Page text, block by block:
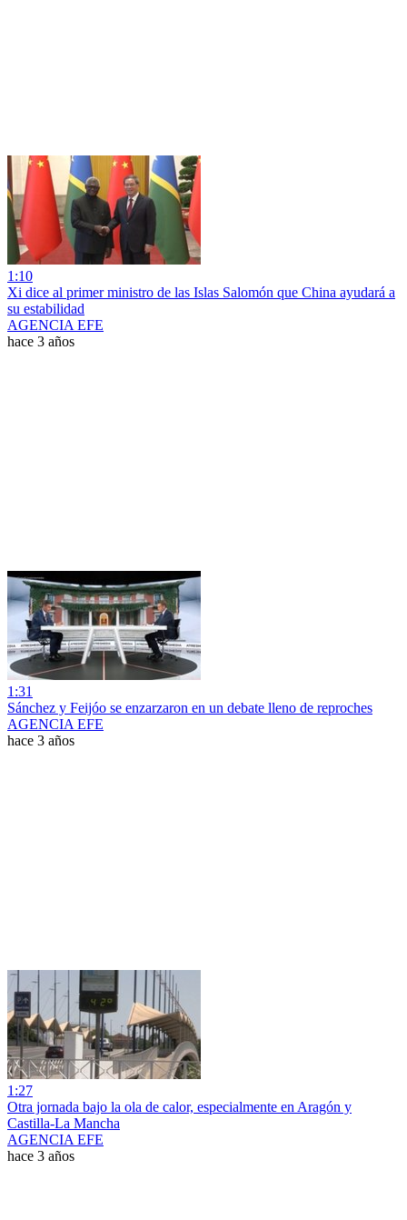
1:10
Xi dice al primer ministro de las Islas Salomón que China ayudará a
su estabilidad
AGENCIA EFE
hace 3 años
1:31
Sánchez y Feijóo se enzarzaron en un debate lleno de reproches
AGENCIA EFE
hace 3 años
1:27
Otra jornada bajo la ola de calor, especialmente en Aragón y
Castilla-La Mancha
AGENCIA EFE
hace 3 años